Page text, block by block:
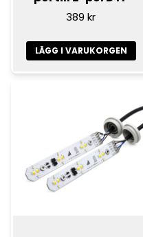
389 kr
LÄGG I VARUKORGEN